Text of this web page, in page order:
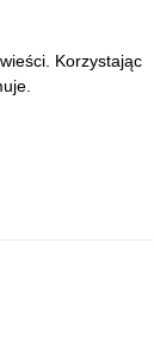
Korzystając